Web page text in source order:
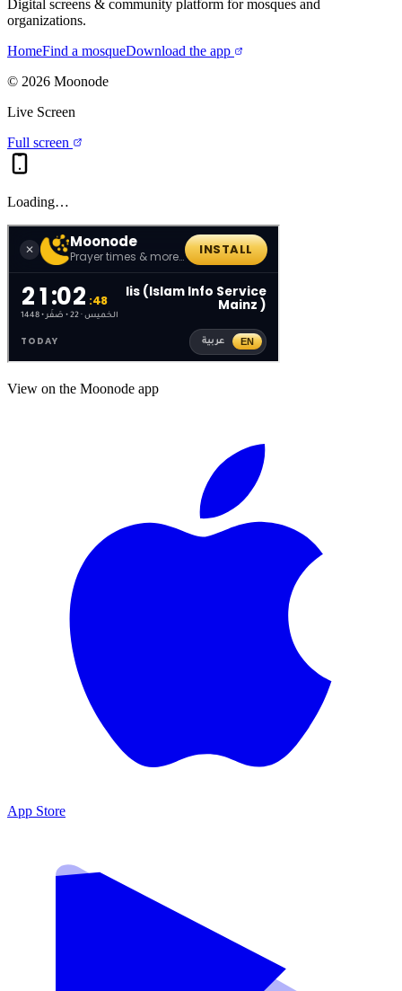
Digital screens & community platform for mosques and
organizations.
HomeFind a mosqueDownload the app
© 2026 Moonode
Live Screen
Full screen
Loading…
View on the Moonode app
App Store